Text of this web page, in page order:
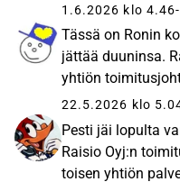
1.6.2026 klo 4.46
Tässä on Ronin
jättää duuninsa.
yhtiön
22.5.2026 klo
Pesti jäi lopulta
Raisio Oyj:n
toisen yhtiön